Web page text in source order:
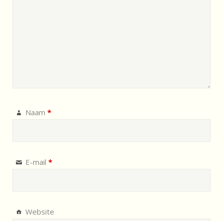
Naam *
E-mail *
Website